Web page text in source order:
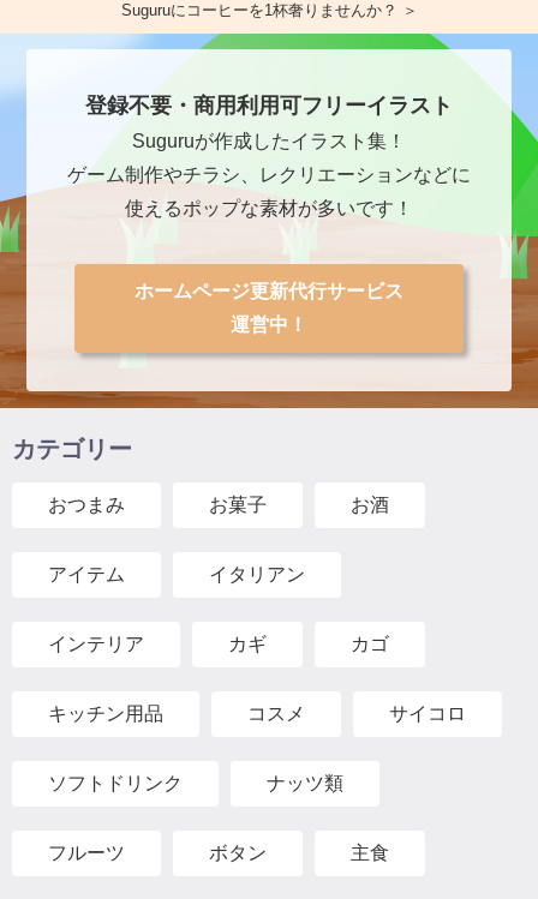
Suguruにコーヒーを1杯奢りませんか？ ＞
登録不要・商用利用可フリーイラスト
Suguruが作成したイラスト集！
ゲーム制作やチラシ、レクリエーションなどに
使えるポップな素材が多いです！
ホームページ更新代行サービス
運営中！
カテゴリー
おつまみ お菓子 お酒
アイテム イタリアン
インテリア カギ カゴ
キッチン用品 コスメ サイコロ
ソフトドリンク ナッツ類
フルーツ ボタン 主食